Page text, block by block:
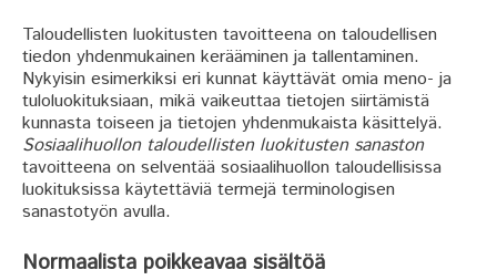
Taloudellisten luokitusten tavoitteena on taloudellisen
tiedon yhdenmukainen kerääminen ja tallentaminen.
Nykyisin esimerkiksi eri kunnat käyttävät omia meno- ja
tuloluokituksiaan, mikä vaikeuttaa tietojen siirtämistä
kunnasta toiseen ja tietojen yhdenmukaista käsittelyä.
Sosiaalihuollon taloudellisten luokitusten sanaston
tavoitteena on selventää sosiaalihuollon taloudellisissa
luokituksissa käytettäviä termejä terminologisen
sanastotyön avulla.
Normaalista poikkeavaa sisältöä